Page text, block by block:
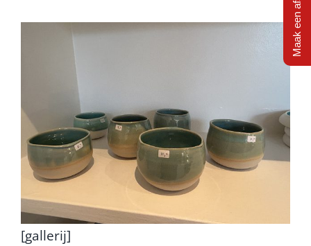
[gallerij]